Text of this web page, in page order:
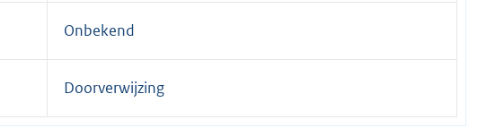
Onbekend
Doorverwijzing